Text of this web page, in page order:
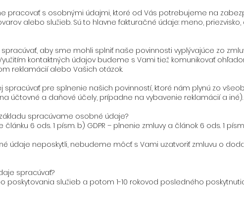
pracovať s osobnými údajmi, ktoré od Vás potrebujeme na
alebo služieb. Sú to hlavne fakturačné údaje: meno, priezvisko,
aby sme mohli splniť naše povinnosti vyplývajúce zo
kontaktných údajov budeme s Vami tiež komunikovať
reklamácií alebo Vašich otázok.
pre splnenie našich povinností, ktoré nám plynú zo
účtovné a daňové účely, prípadne na vybavenie reklamácií a iné).
spracúvame osobné údaje?
6 ods. 1 písm. b) GDPR – plnenie zmluvy a článok 6 ods. 1
údaje neposkytli, nebudeme môcť s Vami uzatvoriť zmluvu o
spracúvať?
poskytovania služieb a potom 1-10 rokovod posledného